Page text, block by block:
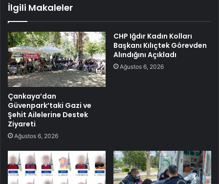
İlgili Makaleler
Çankaya’dan
Güvenpark’taki Gazi ve
Şehit Ailelerine Destek
Ziyareti
Ağustos 6, 2026
CHP Iğdır Kadın Kolları
Başkanı Kılıçtek Görevden
Alındığını Açıkladı
Ağustos 6, 2026